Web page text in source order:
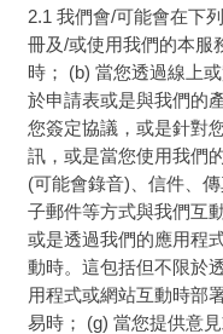
2.1 我們會/可能會在下
冊及/或使用我們的本服
時； (b) 當您透過線上
於申請表或是與我們的
您簽定協議，或是針對
訊，或是當您使用我們
(可能會錄音)、信件、
子郵件等方式與我們互
或是透過我們的應用程
動時。這包括但不限於
用程式或網站互動時部
易時； (g) 當您提供意